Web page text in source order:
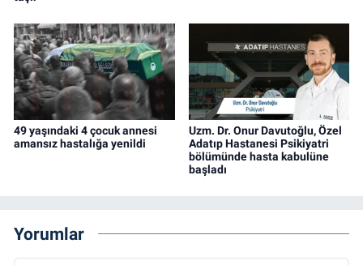
49 yaşındaki 4 çocuk annesi
amansız hastalığa yenildi
Uzm. Dr. Onur Davutoğlu, Özel
Adatıp Hastanesi Psikiyatri
bölümünde hasta kabulüne
başladı
Yorumlar